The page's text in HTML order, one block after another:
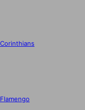
Corinthians
Flamengo